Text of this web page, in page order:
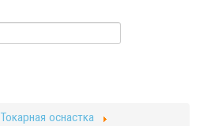
Токарная оснастка